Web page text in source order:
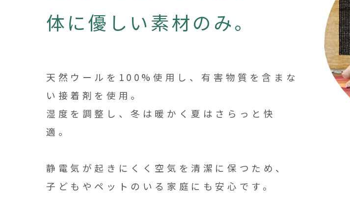
体に優しい素材のみ。
天然ウールを100%使用し、有害物質を含まな
い接着剤を使用。
湿度を調整し、冬は暖かく夏はさらっと快
適。
静電気が起きにくく空気を清潔に保つため、
子どもやペットのいる家庭にも安心です。